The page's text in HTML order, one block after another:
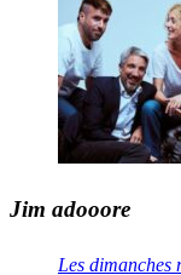
Jim adooore
Les dimanches